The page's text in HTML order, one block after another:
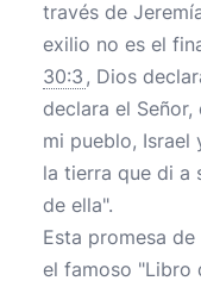
través de
exilio no es el
30:3 , Dios
declara el
mi pueblo, Israel
la tierra que di a
de ella".
Esta promesa
el famoso "Libro